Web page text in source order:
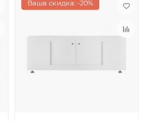
Ваша скидка: -20%